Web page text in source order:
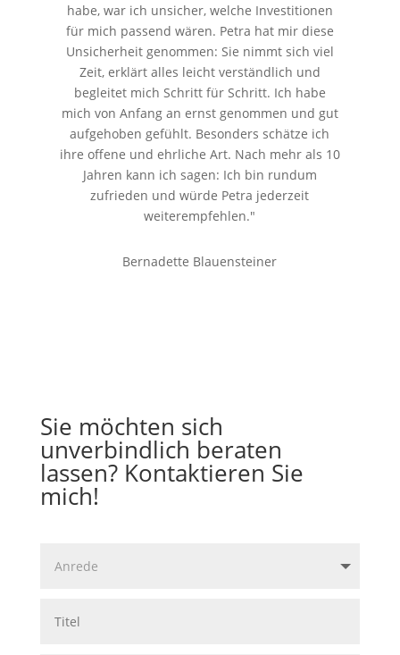
habe, war ich unsicher, welche Investitionen
für mich passend wären. Petra hat mir diese
Unsicherheit genommen: Sie nimmt sich viel
Zeit, erklärt alles leicht verständlich und
begleitet mich Schritt für Schritt. Ich habe
mich von Anfang an ernst genommen und gut
aufgehoben gefühlt. Besonders schätze ich
ihre offene und ehrliche Art. Nach mehr als 10
Jahren kann ich sagen: Ich bin rundum
zufrieden und würde Petra jederzeit
weiterempfehlen."
Bernadette Blauensteiner
Sie möchten sich
unverbindlich beraten
lassen? Kontaktieren Sie
mich!